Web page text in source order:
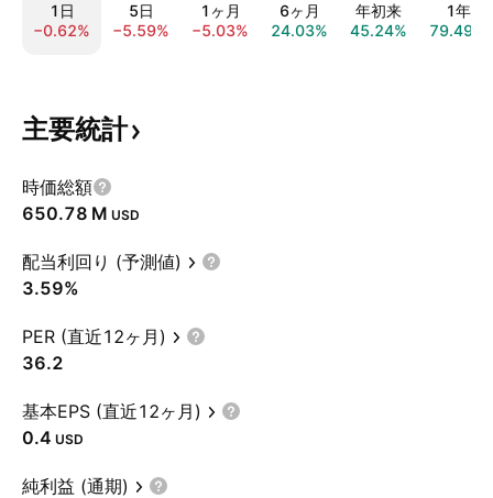
1日
−0.62%
5日
−5.59%
1ヶ月
−5.03%
6ヶ月
24.03%
年初来
45.24%
1年
79.49%
主要統計
時価総額
‪650.78 M‬ USD
配当利回り (予測値)
3.59%
PER (直近12ヶ月)
36.2
基本EPS (直近12ヶ月)
0.4 USD
純利益 (通期)